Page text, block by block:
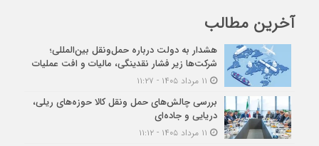
آخرین مطالب
هشدار به دولت درباره حمل‌ونقل بین‌المللی؛
شرکت‌ها زیر فشار نقدینگی، مالیات و افت عملیات
بررسی چالش‌های حمل ونقل کالا حوزه‌های ریلی،
دریایی و جاده‌ای